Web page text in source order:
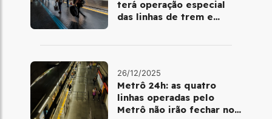
terá operação especial
das linhas de trem e
26/12/2025
Metrô 24h: as quatro
linhas operadas pelo
Metrô não irão fechar no